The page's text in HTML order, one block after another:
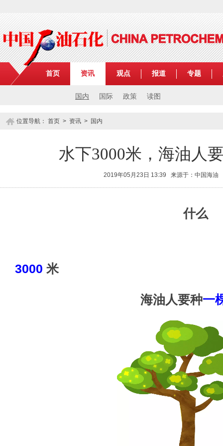
首页 资讯
国内 国际 政策 读图
观点 报道 专题
位置导航： 首页 > 资讯 > 国内
水下3000米，海油人
2019年05月23日 13:39 来源于：中国海油
什么
3000 米
海油人要种一